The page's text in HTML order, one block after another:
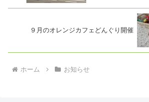
９月のオレンジカフェどんぐり開催
ホーム お知らせ